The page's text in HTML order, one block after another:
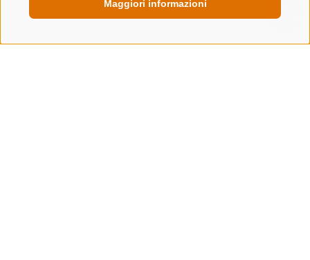
Maggiori informazioni
QUICKLINKS